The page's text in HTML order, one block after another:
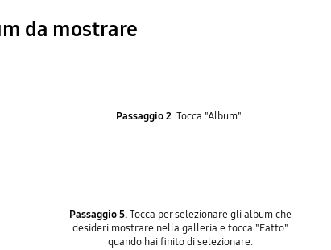
da mostrare
Passaggio 2. Tocca "Album".
Passaggio 5.Tocca per selezionare gli album che
desideri mostrare nella galleria e tocca "Fatto"
quando hai finito di selezionare.